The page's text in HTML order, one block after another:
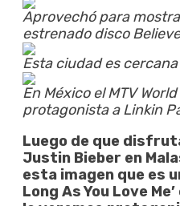
Aprovechó para
estrenado disco
Esta ciudad es
En México el MTV
protagonista a Linkin
Luego de que
Justin Bieber en
esta imagen que es
Long As You Love